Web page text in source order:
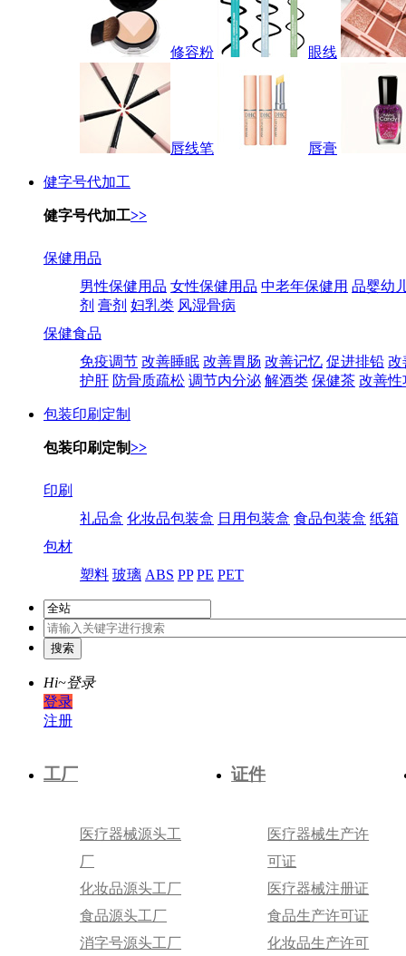
修容粉 眼线
唇线笔 唇膏
健字号代加工
健字号代加工>>
保健用品
男性保健用品 女性保健用品 中老年保健用 品婴幼
剂 膏剂 妇乳类 风湿骨病
保健食品
免疫调节 改善睡眠 改善胃肠 改善记忆 促进排铅 改
护肝 防骨质疏松 调节内分泌 解酒类 保健茶 改善性
包装印刷定制
包装印刷定制>>
印刷
礼品盒 化妆品包装盒 日用包装盒 食品包装盒 纸箱
包材
塑料 玻璃 ABS PP PE PET
Hi~登录
登录
注册
工厂
医疗器械源头工
厂
化妆品源头工厂
食品源头工厂
消字号源头工厂
证件
医疗器械生产许
可证
医疗器械注册证
食品生产许可证
化妆品生产许可